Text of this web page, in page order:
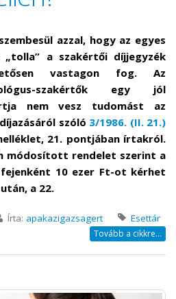
azzal, hogy az egyes
„tolla” a szakértői díjjegyzék
vastagon fog. Az
szakértők egy jól
nem vesz tudomást az
szóló 3/1986. (II. 21.)
21. pontjában írtakról.
módosított rendelet szerint a
10 ezer Ft-ot kérhet
a 22.
Írta: apakazigazsagert
Esettár
Tovább a cikkre...